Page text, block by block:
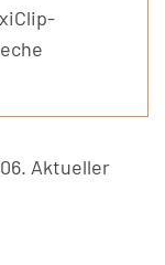
Aktueller